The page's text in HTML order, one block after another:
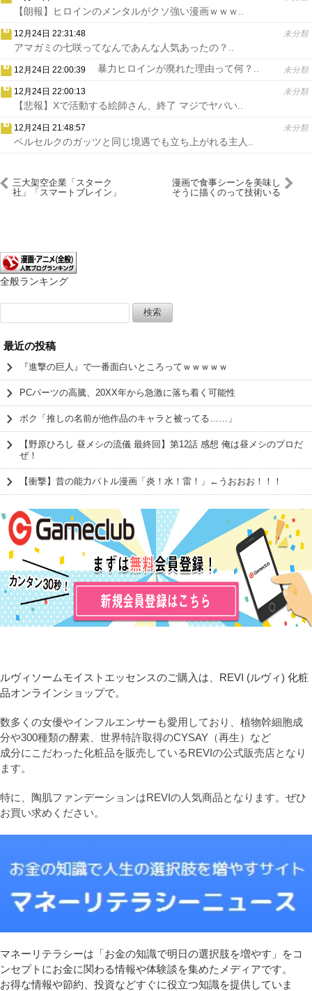
【朗報】ヒロインのメンタルがクソ強い漫画ｗｗｗ..
12月24日 22:31:48 未分類
アマガミの七咲ってなんであんな人気あったの？..
12月24日 22:00:39 未分類
暴力ヒロインが廃れた理由って何？..
12月24日 22:00:13 未分類
【悲報】Xで活動する絵師さん、終了 マジでヤバい..
12月24日 21:48:57 未分類
ベルセルクのガッツと同じ境遇でも立ち上がれる主人..
三大架空企業「スターク
社」「スマートブレイン」
漫画で食事シーンを美味し
そうに描くのって技術いる
全般ランキング
索:
最近の投稿
『進撃の巨人』で一番面白いところってｗｗｗｗｗ
PCパーツの高騰、20XX年から急激に落ち着く可能性
ボク「推しの名前が他作品のキャラと被ってる……」
【野原ひろし 昼メシの流儀 最終回】第12話 感想 俺は昼メシのプロだ
ぜ！
【衝撃】昔の能力バトル漫画「炎！水！雷！」←うおおお！！！
ルヴィソームモイストエッセンスのご購入は、REVI (ルヴィ) 化粧
品オンラインショップで。
数多くの女優やインフルエンサーも愛用しており、植物幹細胞成
分や300種類の酵素、世界特許取得のCYSAY（再生）など
成分にこだわった化粧品を販売しているREVIの公式販売店となり
ます。
特に、陶肌ファンデーションはREVIの人気商品となります。ぜひ
お買い求めください。
マネーリテラシーは「お金の知識で明日の選択肢を増やす」をコ
ンセプトにお金に関わる情報や体験談を集めたメディアです。
お得な情報や節約、投資などすぐに役立つ知識を提供していま